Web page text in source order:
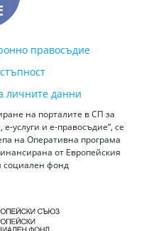
правосъдие
личните данни
на порталите в СП за
услуги и е-правосъдие“, се
на Оперативна програма
от Европейския
социален фонд